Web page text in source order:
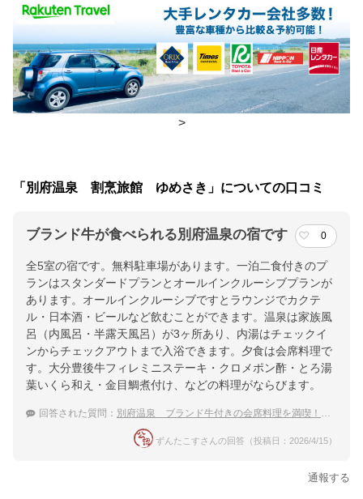
食事場所
朝食 部屋、個室
夕食 部屋、個室
チェックイン・チェックアウト時間
チェックアウ
10:00
別府駅下車西口よりタクシーで約10分。 大分自動車道の別府IC出
口より約10分。大分空港より車で約1時間。 駐車場無料。
提供：楽天トラベル
楽天トラベルで
ホテル詳細を詳しく見る
>
「別府温泉 割烹旅館 ゆめさき」についての口コミ
ブランド牛が食べられる別府温泉の宿です 0
全5室の宿です。無料駐車場があります。一泊二食付きのプ
ランはスタンダードプランとオールインクルーシブプランが
あります。オールインクルーシブですとラウンジでカクテ
ル・日本酒・ビールなど飲むことができます。温泉は家族風
呂（内風呂・半露天風呂）が3ヶ所あり、内湯はチェックイ
ンからチェックアウトまで入浴できます。夕食は会席料理で
す。大分豊後牛フィレミニステーキ・クロメポン酢・とろ湯
葉いくら和え・金目鯛煮付け、などの料理がならびます。
回答された質問： 別府温泉 ブランド牛付きの会席料理を満喫！GWにおすすめの温泉宿
ずんたこすさんの回答（投稿日：2026/4/15）
通報する